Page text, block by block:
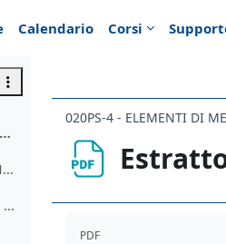
Calendario Corsi
020PS-4 - ELEMENTI DI METODOLOGIA DELLA RICERCA PSICOLOGICA
ISTRUZIONI PER L'ESAME IN MODALITA' ONLINE La...
QUIZ ONLINE DI ELEMENTI DI METODOLOGIA DELLA RICER...
PDF